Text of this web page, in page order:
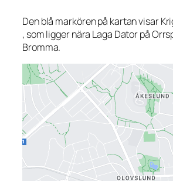
Den blå markören på kartan visar
, som ligger nära Laga Dator på
Bromma.